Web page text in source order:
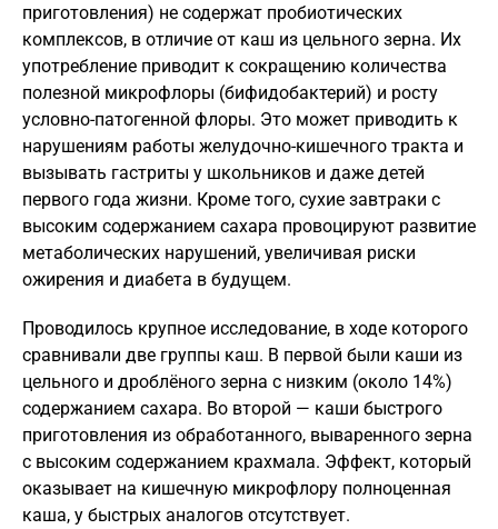
приготовления) не содержат пробиотических
комплексов, в отличие от каш из цельного зерна. Их
употребление приводит к сокращению количества
полезной микрофлоры (бифидобактерий) и росту
условно-патогенной флоры. Это может приводить к
нарушениям работы желудочно-кишечного тракта и
вызывать гастриты у школьников и даже детей
первого года жизни. Кроме того, сухие завтраки с
высоким содержанием сахара провоцируют развитие
метаболических нарушений, увеличивая риски
ожирения и диабета в будущем.
Проводилось крупное исследование, в ходе которого
сравнивали две группы каш. В первой были каши из
цельного и дроблёного зерна с низким (около 14%)
содержанием сахара. Во второй — каши быстрого
приготовления из обработанного, вываренного зерна
с высоким содержанием крахмала. Эффект, который
оказывает на кишечную микрофлору полноценная
каша, у быстрых аналогов отсутствует.